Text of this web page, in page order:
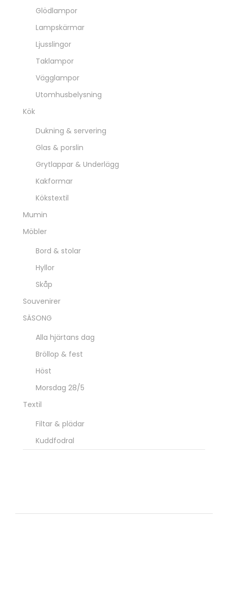
Glödlampor
Lampskärmar
Ljusslingor
Taklampor
Vägglampor
Utomhusbelysning
Kök
Dukning & servering
Glas & porslin
Grytlappar & Underlägg
Kakformar
Kökstextil
Mumin
Möbler
Bord & stolar
Hyllor
Skåp
Souvenirer
SÄSONG
Alla hjärtans dag
Bröllop & fest
Höst
Morsdag 28/5
Textil
Filtar & plädar
Kuddfodral